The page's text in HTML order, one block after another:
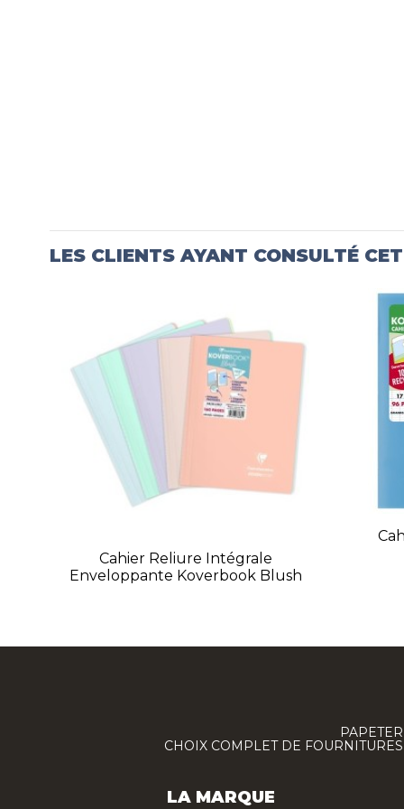
LES CLIENTS AYANT CONSULTÉ
Cahier Reliure Intégrale
Enveloppante Koverbook Blush
CHOIX COMPLET DE
LA MARQUE